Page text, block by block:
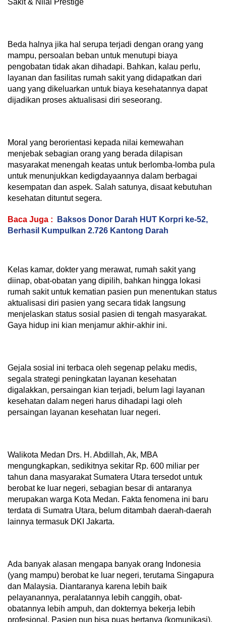
Sakit & Nilai Prestige
Beda halnya jika hal serupa terjadi dengan orang yang
mampu, persoalan beban untuk menutupi biaya
pengobatan tidak akan dihadapi. Bahkan, kalau perlu,
layanan dan fasilitas rumah sakit yang didapatkan dari
uang yang dikeluarkan untuk biaya kesehatannya dapat
dijadikan proses aktualisasi diri seseorang.
Moral yang berorientasi kepada nilai kemewahan
menjebak sebagian orang yang berada dilapisan
masyarakat menengah keatas untuk berlomba-lomba pula
untuk menunjukkan kedigdayaannya dalam berbagai
kesempatan dan aspek. Salah satunya, disaat kebutuhan
kesehatan dituntut segera.
Baca Juga :
Baksos Donor Darah HUT Korpri ke-52,
Berhasil Kumpulkan 2.726 Kantong Darah
Kelas kamar, dokter yang merawat, rumah sakit yang
diinap, obat-obatan yang dipilih, bahkan hingga lokasi
rumah sakit untuk kematian pasien pun menentukan status
aktualisasi diri pasien yang secara tidak langsung
menjelaskan status sosial pasien di tengah masyarakat.
Gaya hidup ini kian menjamur akhir-akhir ini.
Gejala sosial ini terbaca oleh segenap pelaku medis,
segala strategi peningkatan layanan kesehatan
digalakkan, persaingan kian terjadi, belum lagi layanan
kesehatan dalam negeri harus dihadapi lagi oleh
persaingan layanan kesehatan luar negeri.
Walikota Medan Drs. H. Abdillah, Ak, MBA
mengungkapkan, sedikitnya sekitar Rp. 600 miliar per
tahun dana masyarakat Sumatera Utara tersedot untuk
berobat ke luar negeri, sebagian besar di antaranya
merupakan warga Kota Medan. Fakta fenomena ini baru
terdata di Sumatra Utara, belum ditambah daerah-daerah
lainnya termasuk DKI Jakarta.
Ada banyak alasan mengapa banyak orang Indonesia
(yang mampu) berobat ke luar negeri, terutama Singapura
dan Malaysia. Diantaranya karena lebih baik
pelayanannya, peralatannya lebih canggih, obat-
obatannya lebih ampuh, dan dokternya bekerja lebih
profesional. Pasien pun bisa puas bertanya (komunikasi).